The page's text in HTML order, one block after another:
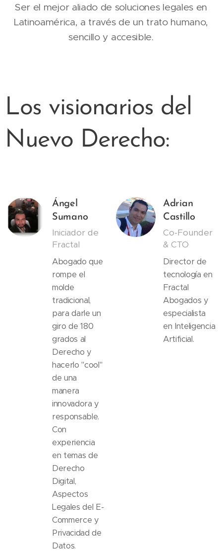
Ser el mejor aliado de soluciones legales en
Latinoamérica, a través de un trato humano,
sencillo y accesible.
Los visionarios del
Nuevo Derecho:
Ángel
Sumano
Iniciador de
Fractal
Abogado que
rompe el
molde
tradicional,
para darle un
giro de 180
grados al
Derecho y
hacerlo "cool"
de una
manera
innovadora y
responsable.
Con
experiencia
en temas de
Derecho
Digital,
Aspectos
Legales del E-
Commerce y
Privacidad de
Datos.
Adrian
Castillo
Co-Founder
& CTO
Director de
tecnología en
Fractal
Abogados y
especialista
en Inteligencia
Artificial.